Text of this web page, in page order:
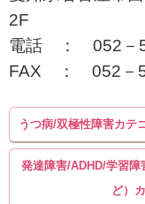
2F
電話 ： 052－
FAX ： 052－
うつ病/双極性障害カテ
発達障害/ADHD/学習
ど）